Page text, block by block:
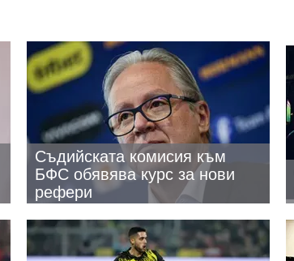
Съдийската комисия към
БФС обявява курс за нови
рефери